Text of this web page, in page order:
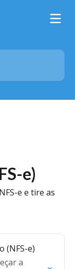
e)
e e tire as
(NFS-e)
a